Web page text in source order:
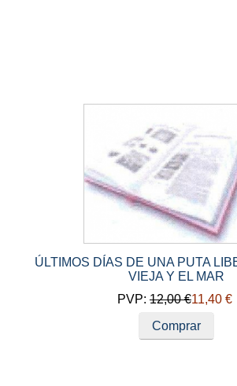
ÚLTIMOS DÍAS DE UNA PUTA
VIEJA Y EL MAR
PVP: 12,00 €11,40 €
Comprar